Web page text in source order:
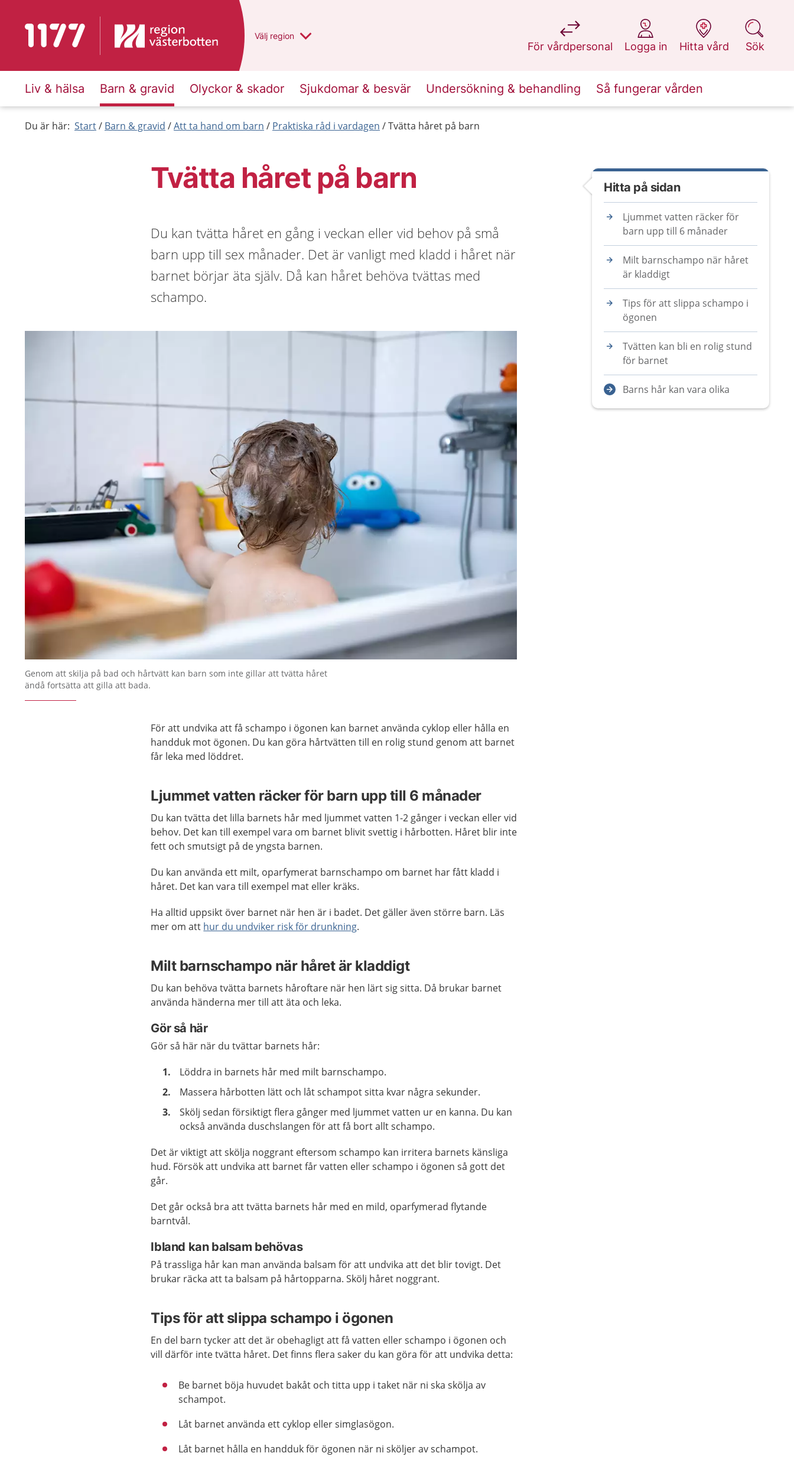
Till startsidan för 1177 Du har valt region
Välj en annan
region
För vårdpersonal
på 1177.se
Logga in
på 1177.se
Hitta vård
på 1177.se
Sök
på 1177.se
Liv & hälsa Barn & gravid Olyckor & skador Sjukdomar & besvär Undersökning & behandling Så fungerar vården
Du är här: Start Barn & gravid Att ta hand om barn Praktiska råd i vardagen Tvätta håret på barn
Tvätta håret på barn
Du kan tvätta håret en gång i veckan eller vid behov på små
barn upp till sex månader. Det är vanligt med kladd i håret när
barnet börjar äta själv. Då kan håret behöva tvättas med
schampo.
Genom att skilja på bad och hårtvätt kan barn som inte gillar att tvätta håret
ändå fortsätta att gilla att bada.
För att undvika att få schampo i ögonen kan barnet använda cyklop eller hålla en
handduk mot ögonen. Du kan göra hårtvätten till en rolig stund genom att barnet
får leka med löddret.
Ljummet vatten räcker för barn upp till 6 månader
Du kan tvätta det lilla barnets hår med ljummet vatten 1-2 gånger i veckan eller vid
behov. Det kan till exempel vara om barnet blivit svettig i hårbotten. Håret blir inte
fett och smutsigt på de yngsta barnen.
Du kan använda ett milt, oparfymerat barnschampo om barnet har fått kladd i
håret. Det kan vara till exempel mat eller kräks.
Ha alltid uppsikt över barnet när hen är i badet. Det gäller även större barn. Läs
mer om att hur du undviker risk för drunkning.
Milt barnschampo när håret är kladdigt
Du kan behöva tvätta barnets håroftare när hen lärt sig sitta. Då brukar barnet
använda händerna mer till att äta och leka.
Gör så här
Gör så här när du tvättar barnets hår:
Löddra in barnets hår med milt barnschampo.
Massera hårbotten lätt och låt schampot sitta kvar några sekunder.
Skölj sedan försiktigt flera gånger med ljummet vatten ur en kanna. Du kan
också använda duschslangen för att få bort allt schampo.
Det är viktigt att skölja noggrant eftersom schampo kan irritera barnets känsliga
hud. Försök att undvika att barnet får vatten eller schampo i ögonen så gott det
går.
Det går också bra att tvätta barnets hår med en mild, oparfymerad flytande
barntvål.
Ibland kan balsam behövas
På trassliga hår kan man använda balsam för att undvika att det blir tovigt. Det
brukar räcka att ta balsam på hårtopparna. Skölj håret noggrant.
Tips för att slippa schampo i ögonen
En del barn tycker att det är obehagligt att få vatten eller schampo i ögonen och
vill därför inte tvätta håret. Det finns flera saker du kan göra för att undvika detta:
Be barnet böja huvudet bakåt och titta upp i taket när ni ska skölja av
schampot.
Låt barnet använda ett cyklop eller simglasögon.
Låt barnet hålla en handduk för ögonen när ni sköljer av schampot.
Hitta på sidan
Ljummet vatten räcker för
barn upp till 6 månader
Milt barnschampo när håret
är kladdigt
Tips för att slippa schampo i
ögonen
Tvätten kan bli en rolig stund
för barnet
Barns hår kan vara olika